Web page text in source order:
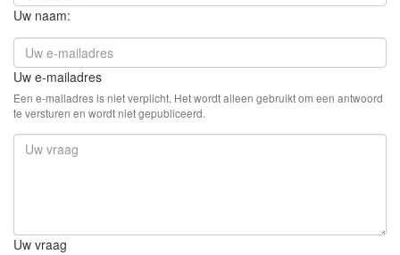
Uw naam:
Uw e-mailadres
Een e-mailadres is niet verplicht. Het wordt alleen gebruikt om een antwoord
te versturen en wordt niet gepubliceerd.
Uw vraag